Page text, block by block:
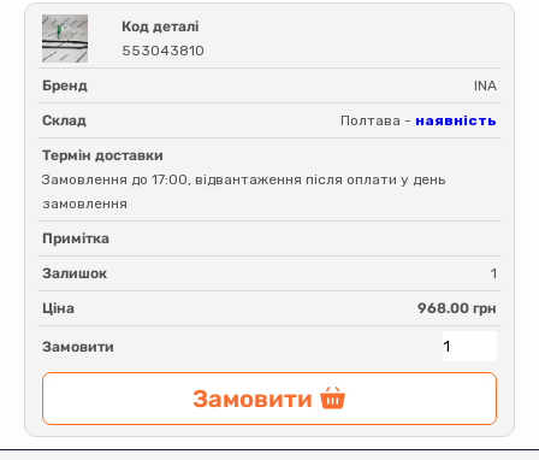
Код деталі
553043810
Бренд INA
Склад Полтава - наявність
Термін доставки
Замовлення до 17:00, відвантаження після оплати у день
замовлення
Примітка
Залишок 1
Ціна 968.00 грн
Замовити
Замовити